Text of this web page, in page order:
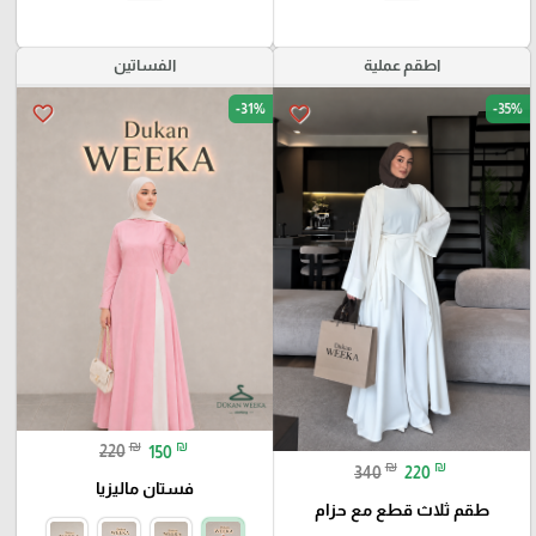
اطقم عملية
favorite_border -35%
340 ₪ 220 ₪
طقم ثلاث قطع مع حزام
الفساتين
favorite_border -31%
220 ₪ 150 ₪
فستان ماليزيا